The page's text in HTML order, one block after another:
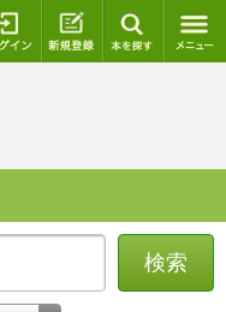
ログイン 新規登録
検索